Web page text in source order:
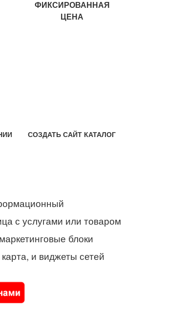
ФИКСИРОВАННАЯ
ЦЕНА
СОЗДАТЬ САЙТ КАТАЛОГ
с услугами или товаром
блоки
и виджеты сетей